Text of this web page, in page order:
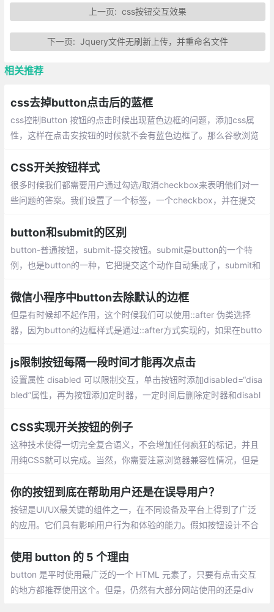
上一页: css按钮交互效果
下一页: Jquery文件无刷新上传，并重命名文件
相关推荐
css去掉button点击后的蓝框
css控制Button 按钮的点击时候出现蓝色边框的问题，添加css属
性，这样在点击安按钮的时候就不会有蓝色边框了。那么谷歌浏览
CSS开关按钮样式
很多时候我们都需要用户通过勾选/取消checkbox来表明他们对一
些问题的答案。我们设置了一个标签，一个checkbox，并在提交
heckbox。
button和submit的区别
button-普通按钮，submit-提交按钮。submit是button的一个特
例，也是button的一种，它把提交这个动作自动集成了，submit和
e属性和处发响应的事件上。
微信小程序中button去除默认的边框
但是有时候却不起作用，这个时候我们可以使用::after 伪类选择
器，因为button的边框样式是通过::after方式实现的，如果在butto
去覆盖默认值。
js限制按钮每隔一段时间才能再次点击
设置属性 disabled 可以限制交互，单击按钮时添加disabled=“disa
bled”属性，再为按钮添加定时器，一定时间后删除定时器和disabl
CSS实现开关按钮的例子
这种技术使得一切完全复合语义，不会增加任何疯狂的标记，并且
用纯CSS就可以完成。当然，你需要注意浏览器兼容性情况，但是
不会产生什么不足之处。
你的按钮到底在帮助用户还是在误导用户？
按钮是UI/UX最关键的组件之一，在不同设备及平台上得到了广泛
的应用。它们具有影响用户行为和体验的能力。假如按钮设计不合
们在交互系统中
使用 button 的 5 个理由
button 是平时使用最广泛的一个 HTML 元素了，只要有点击交互
的地方都推荐使用这个。但是，仍然有大部分网站使用的还是div